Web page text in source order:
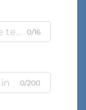
0/16
0/200